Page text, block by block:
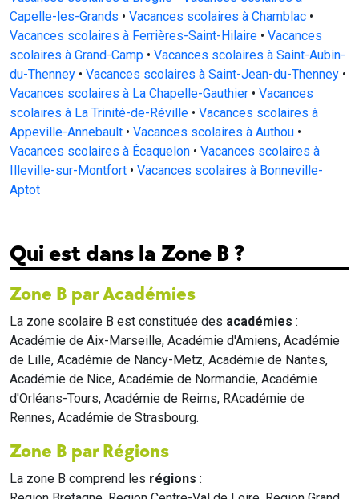
Capelle-les-Grands • Vacances scolaires à Chamblac •
Vacances scolaires à Ferrières-Saint-Hilaire • Vacances
scolaires à Grand-Camp • Vacances scolaires à Saint-Aubin-
du-Thenney • Vacances scolaires à Saint-Jean-du-Thenney •
Vacances scolaires à La Chapelle-Gauthier • Vacances
scolaires à La Trinité-de-Réville • Vacances scolaires à
Appeville-Annebault • Vacances scolaires à Authou •
Vacances scolaires à Écaquelon • Vacances scolaires à
Illeville-sur-Montfort • Vacances scolaires à Bonneville-
Aptot
Qui est dans la Zone B ?
Zone B par Académies
La zone scolaire B est constituée des académies :
Académie de Aix-Marseille, Académie d'Amiens, Académie
de Lille, Académie de Nancy-Metz, Académie de Nantes,
Académie de Nice, Académie de Normandie, Académie
d'Orléans-Tours, Académie de Reims, RAcadémie de
Rennes, Académie de Strasbourg.
Zone B par Régions
La zone B comprend les régions :